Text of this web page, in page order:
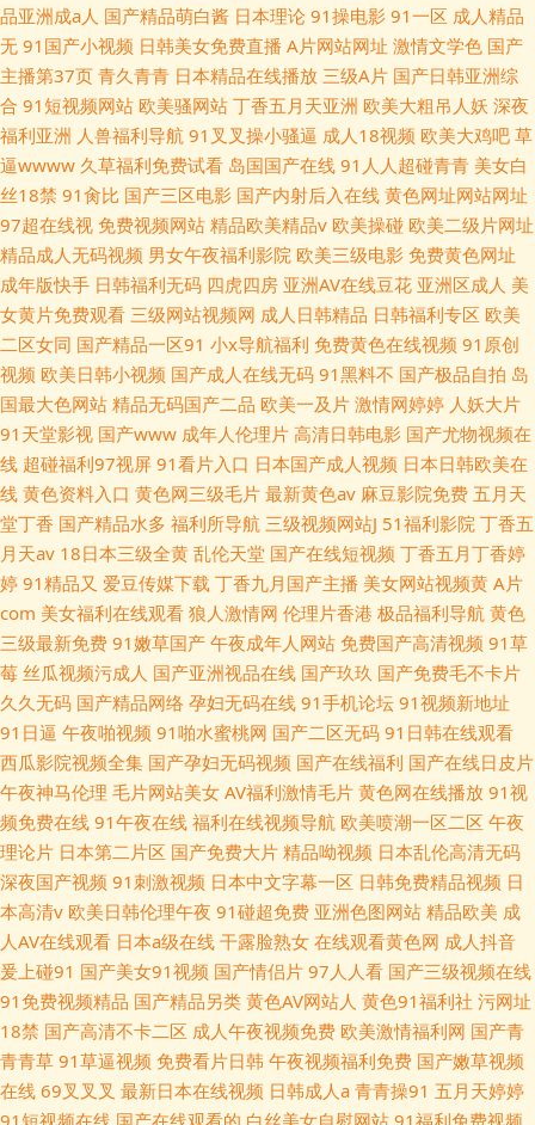
品亚洲成a人 国产精品萌白酱 日本理论 91操电影 91一区 成人精品
无 91国产小视频 日韩美女免费直播 A片网站网址 激情文学色 国产
主播第37页 青久青青 日本精品在线播放 三级A片 国产日韩亚洲综
合 91短视频网站 欧美骚网站 丁香五月天亚洲 欧美大粗吊人妖 深夜
福利亚洲 人兽福利导航 91叉叉操小骚逼 成人18视频 欧美大鸡吧 草
逼wwww 久草福利免费试看 岛国国产在线 91人人超碰青青 美女白
丝18禁 91肏比 国产三区电影 国产内射后入在线 黄色网址网站网址
97超在线视 免费视频网站 精品欧美精品v 欧美操碰 欧美二级片网址
精品成人无码视频 男女午夜福利影院 欧美三级电影 免费黄色网址
成年版快手 日韩福利无码 四虎四房 亚洲AV在线豆花 亚洲区成人 美
女黄片免费观看 三级网站视频网 成人日韩精品 日韩福利专区 欧美
二区女同 国产精品一区91 小x导航福利 免费黄色在线视频 91原创
视频 欧美日韩小视频 国产成人在线无码 91黑料不 国产极品自拍 岛
国最大色网站 精品无码国产二品 欧美一及片 激情网婷婷 人妖大片
91天堂影视 国产www 成年人伦理片 高清日韩电影 国产尤物视频在
线 超碰福利97视屏 91看片入口 日本国产成人视频 日本日韩欧美在
线 黄色资料入口 黄色网三级毛片 最新黄色av 麻豆影院免费 五月天
堂丁香 国产精品水多 福利所导航 三级视频网站J 51福利影院 丁香五
月天av 18日本三级全黄 乱伦天堂 国产在线短视频 丁香五月丁香婷
婷 91精品又 爱豆传媒下载 丁香九月国产主播 美女网站视频黄 A片
com 美女福利在线观看 狼人激情网 伦理片香港 极品福利导航 黄色
三级最新免费 91嫩草国产 午夜成年人网站 免费国产高清视频 91草
莓 丝瓜视频污成人 国产亚洲视品在线 国产玖玖 国产免费毛不卡片
久久无码 国产精品网络 孕妇无码在线 91手机论坛 91视频新地址
91日逼 午夜啪视频 91啪水蜜桃网 国产二区无码 91日韩在线观看
西瓜影院视频全集 国产孕妇无码视频 国产在线福利 国产在线日皮片
午夜神马伦理 毛片网站美女 AV福利激情毛片 黄色网在线播放 91视
频免费在线 91午夜在线 福利在线视频导航 欧美喷潮一区二区 午夜
理论片 日本第二片区 国产免费大片 精品呦视频 日本乱伦高清无码
深夜国产视频 91刺激视频 日本中文字幕一区 日韩免费精品视频 日
本高清v 欧美日韩伦理午夜 91碰超免费 亚洲色图网站 精品欧美 成
人AV在线观看 日本a级在线 干露脸熟女 在线观看黄色网 成人抖音
爰上碰91 国产美女91视频 国产情侣片 97人人看 国产三级视频在线
91免费视频精品 国产精品另类 黄色AV网站人 黄色91福利社 污网址
18禁 国产高清不卡二区 成人午夜视频免费 欧美激情福利网 国产青
青青草 91草逼视频 免费看片日韩 午夜视频福利免费 国产嫩草视频
在线 69叉叉叉 最新日本在线视频 日韩成人a 青青操91 五月天婷婷